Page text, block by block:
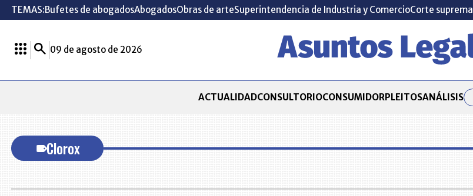
TEMAS:Bufetes de abogadosAbogadosObras de arteSuperintendencia de Industria y ComercioCorte suprema
09 de agosto de 2026
ACTUALIDADCONSULTORIOCONSUMIDORPLEITOSANÁLISIS
Clorox